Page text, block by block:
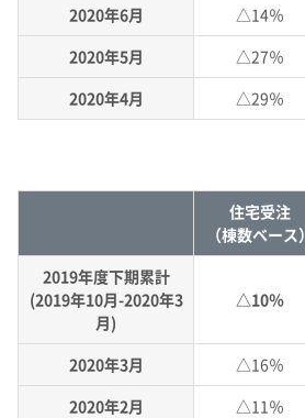
2020年6月
△14％
2020年5月
△27％
2020年4月
△29％
住宅受注
（棟数ベース）
2019年度下期累計
(2019年10月-2020年3
月)
△10％
2020年3月 △16％
2020年2月
△11％